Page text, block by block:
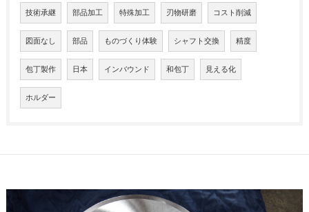
技術承継 部品加工 特殊加工 刃物研磨 コスト削減
図面なし 部品 ものづくり体験 シャフト交換 精度
包丁製作 日本 インバウンド 和包丁 見える化
ホルダー